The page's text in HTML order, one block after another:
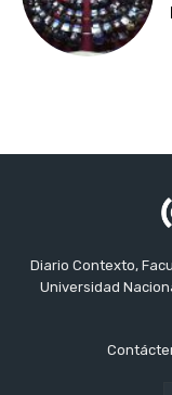
Diario Contexto,
Universidad